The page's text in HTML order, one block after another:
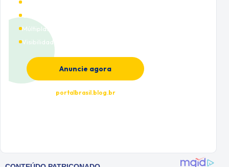
Múltiplas categorias
Visibilidade premium
Anuncie agora
portalbrasil.blog.br